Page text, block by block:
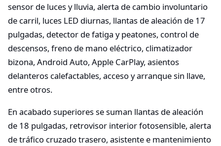
sensor de luces y lluvia, alerta de cambio involuntario
de carril, luces LED diurnas, llantas de aleación de 17
pulgadas, detector de fatiga y peatones, control de
descensos, freno de mano eléctrico, climatizador
bizona, Android Auto, Apple CarPlay, asientos
delanteros calefactables, acceso y arranque sin llave,
entre otros.
En acabado superiores se suman llantas de aleación
de 18 pulgadas, retrovisor interior fotosensible, alerta
de tráfico cruzado trasero, asistente e mantenimiento